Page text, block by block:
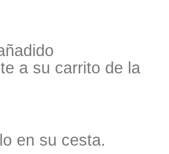
a su carrito de la
en su cesta.